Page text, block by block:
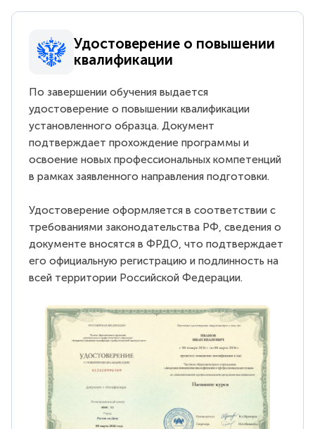
Удостоверение о повышении
квалификации
По завершении обучения выдается
удостоверение о повышении квалификации
установленного образца. Документ
подтверждает прохождение программы и
освоение новых профессиональных компетенций
в рамках заявленного направления подготовки.
Удостоверение оформляется в соответствии с
требованиями законодательства РФ, сведения о
документе вносятся в ФРДО, что подтверждает
его официальную регистрацию и подлинность на
всей территории Российской Федерации.